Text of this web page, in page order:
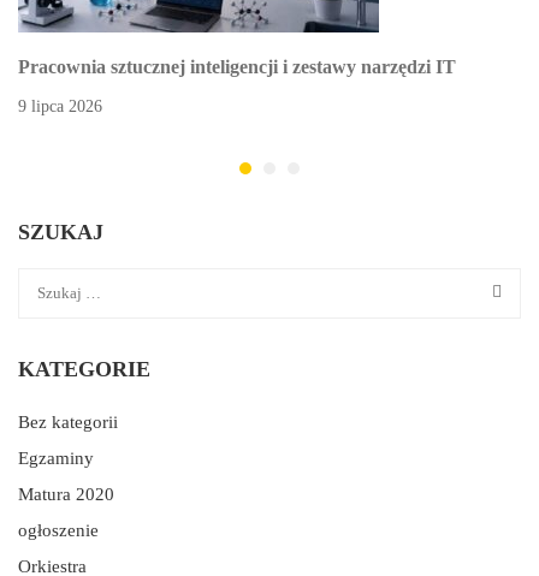
Pracownia sztucznej inteligencji i zestawy narzędzi IT
9 lipca 2026
SZUKAJ
KATEGORIE
Bez kategorii
Egzaminy
Matura 2020
ogłoszenie
Orkiestra